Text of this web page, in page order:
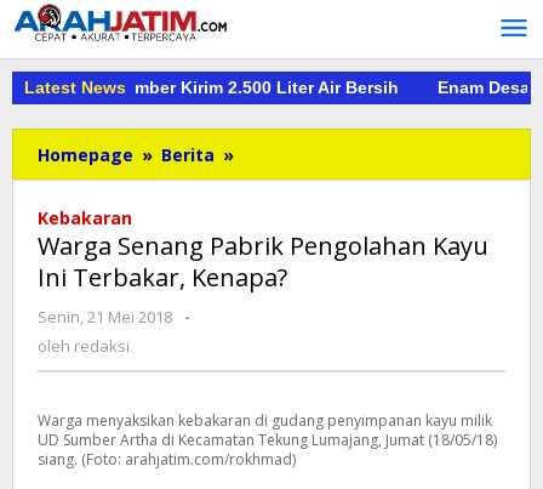
Lewati
ke
konten
Latest News
PMI Jember Kirim 2.500 Liter Air Bersih Enam Desa di
Homepage » Berita »
Senang
Kayu
Ini
Kebakaran
Warga Senang Pabrik Pengolahan Kayu
Ini Terbakar, Kenapa?
Senin, 21 Mei 2018
oleh
-
oleh redaksi
Warga menyaksikan kebakaran di gudang penyimpanan kayu milik
UD Sumber Artha di Kecamatan Tekung Lumajang, Jumat (18/05/18)
siang. (Foto: arahjatim.com/rokhmad)